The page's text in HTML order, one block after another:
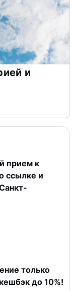
и
прием к
ссылке и
только
до 10%!